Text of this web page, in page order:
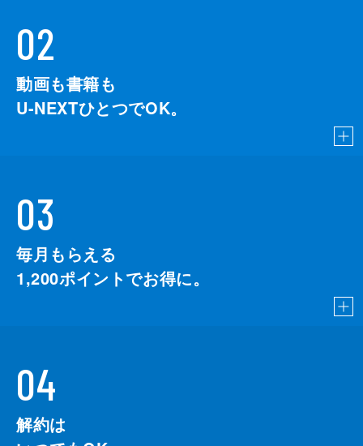
02
動画も書籍も
U-NEXTひとつでOK。
03
毎月もらえる
1,200ポイントでお得に。
04
解約は